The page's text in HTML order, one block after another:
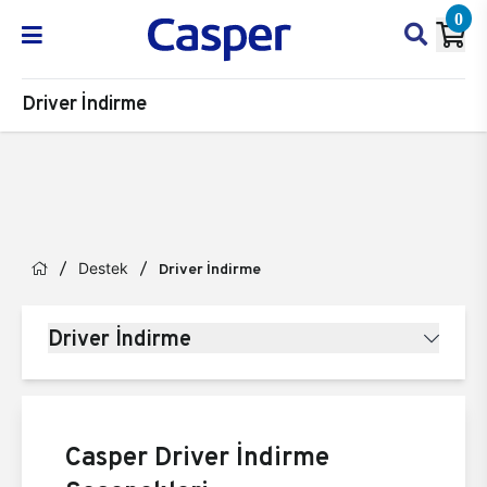
0
Driver İndirme
Destek Driver İndirme
Driver İndirme
Casper Driver İndirme